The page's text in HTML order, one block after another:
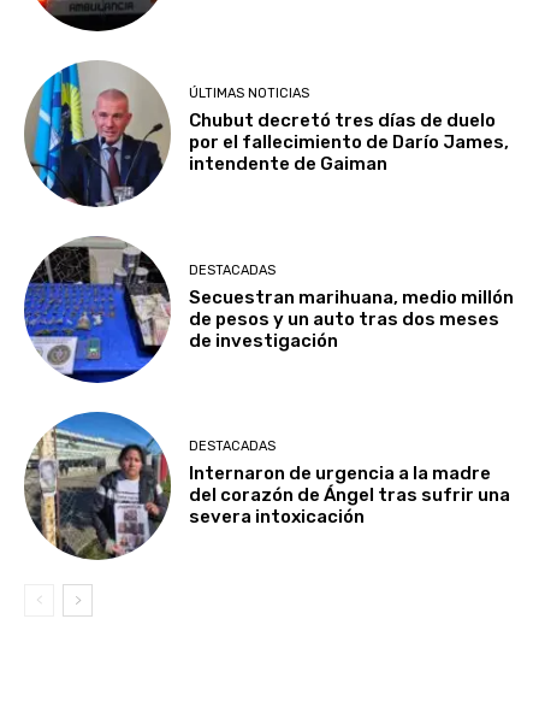
ÚLTIMAS NOTICIAS
Chubut decretó tres días de duelo
por el fallecimiento de Darío James,
intendente de Gaiman
DESTACADAS
Secuestran marihuana, medio millón
de pesos y un auto tras dos meses
de investigación
DESTACADAS
Internaron de urgencia a la madre
del corazón de Ángel tras sufrir una
severa intoxicación